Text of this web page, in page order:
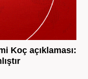
Koç açıklaması: